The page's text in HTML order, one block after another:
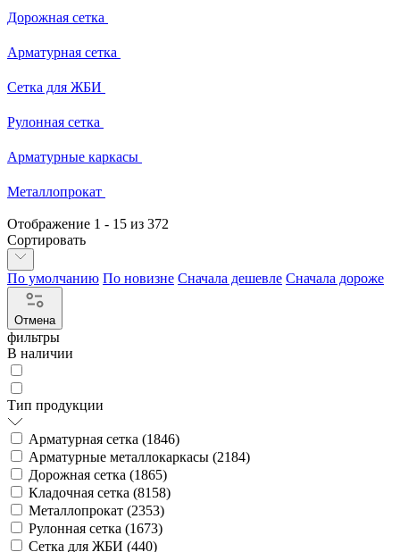
Дорожная сетка
Арматурная сетка
Сетка для ЖБИ
Рулонная сетка
Арматурные каркасы
Металлопрокат
Отображение 1 - 15 из 372
Сортировать
По умолчанию По новизне Сначала дешевле Сначала дороже
Отмена
фильтры
В наличии
Тип продукции
Арматурная сетка (1846)
Арматурные металлокаркасы (2184)
Дорожная сетка (1865)
Кладочная сетка (8158)
Металлопрокат (2353)
Рулонная сетка (1673)
Сетка для ЖБИ (440)